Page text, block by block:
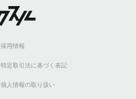
採用情報
特定取引法に基づく表記
個人情報の取り扱い